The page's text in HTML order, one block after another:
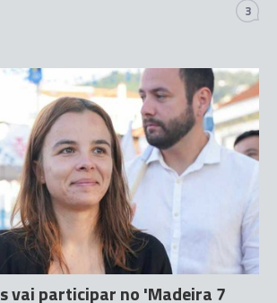
3
vai participar no 'Madeira 7